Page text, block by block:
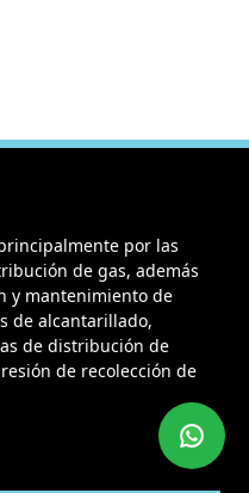
por las
de gas, además
y mantenimiento de
de alcantarillado,
de distribución de
de recolección de